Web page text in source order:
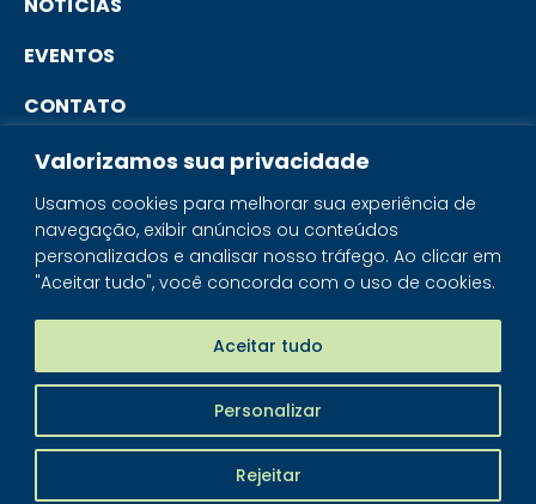
Valorizamos sua privacidade
Usamos cookies para melhorar sua experiência de
navegação, exibir anúncios ou conteúdos
personalizados e analisar nosso tráfego. Ao clicar em
"Aceitar tudo", você concorda com o uso de cookies.
Personalizar
Rejeitar
Aceitar tudo
NOTÍCIAS
EVENTOS
CONTATO
PORTAL DO ASSOCIADO
SISTEMA IBRAM
PORTAL DOS MINERAIS
LOJA MINERAIS DO BRASIL
IBRAM - © 2026 Todos os direitos reservados
Piloti